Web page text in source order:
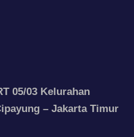
05/03 Kelurahan
– Jakarta Timur